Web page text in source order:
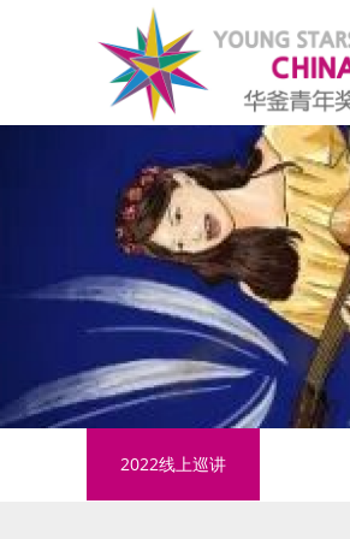
2022线上巡讲